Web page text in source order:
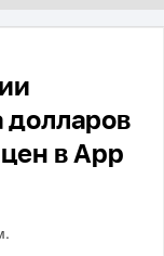
долларов
в App